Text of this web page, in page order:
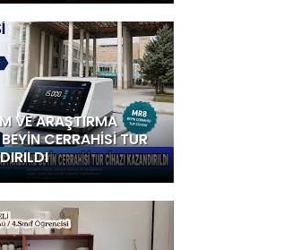
VE ARAŞTIRMA
CERRAHİSİ TUR